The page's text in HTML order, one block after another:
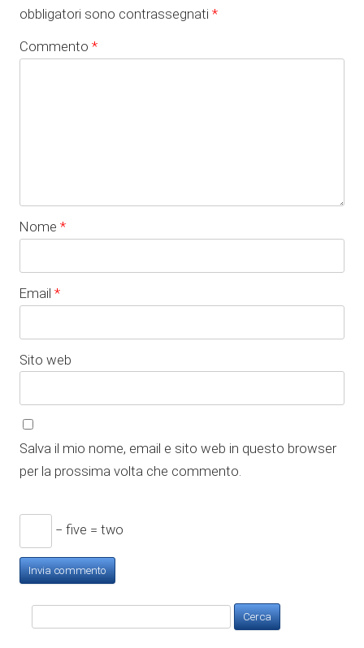
obbligatori sono contrassegnati *
Commento *
Nome *
Email *
Sito web
Salva il mio nome, email e sito web in questo browser
per la prossima volta che commento.
− five = two
per: